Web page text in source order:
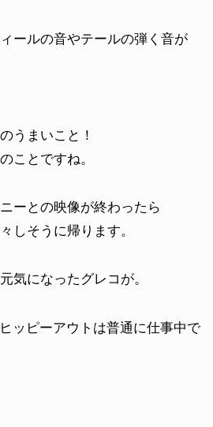
ールの音やテールの弾く音が
うまいこと！
ことですね。
ーとの映像が終わったら
しそうに帰ります。
気になったグレコが。
ッピーアウトは普通に仕事中で